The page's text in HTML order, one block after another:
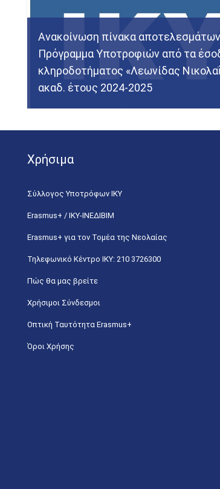
Ανακοίνωση πίνακα
Πρόγραμμα Υποτροφιών από τα
κληροδοτήματος «Λεωνίδας
ακαδ. έτους 2024-2025
Χρήσιμα
Σύλλογος Υποτρόφων ΙΚΥ
Erasmus+ / ΙΚΥ-ΙΝΕΔΙΒΙΜ
Erasmus+ για τον Τομέα της Νεολαίας
Τηλεφωνικό Κέντρο IKY: 210 3726300
Πώς θα μας βρείτε
Χρήσιμοι Σύνδεσμοι
Οπτική Ταυτότητα Erasmus+
Όροι Χρήσης